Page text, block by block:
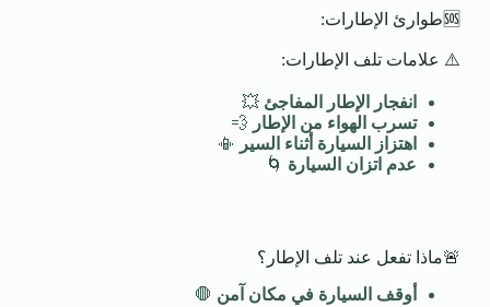
🆘طوارئ الإطارات:
⚠️ علامات تلف الإطارات:
انفجار الإطار المفاجئ 💥
تسرب الهواء من الإطار 💨
اهتزاز السيارة أثناء السير 📳
عدم اتزان السيارة 🌀
🚨ماذا تفعل عند تلف الإطار؟
أوقف السيارة في مكان آمن 🛑